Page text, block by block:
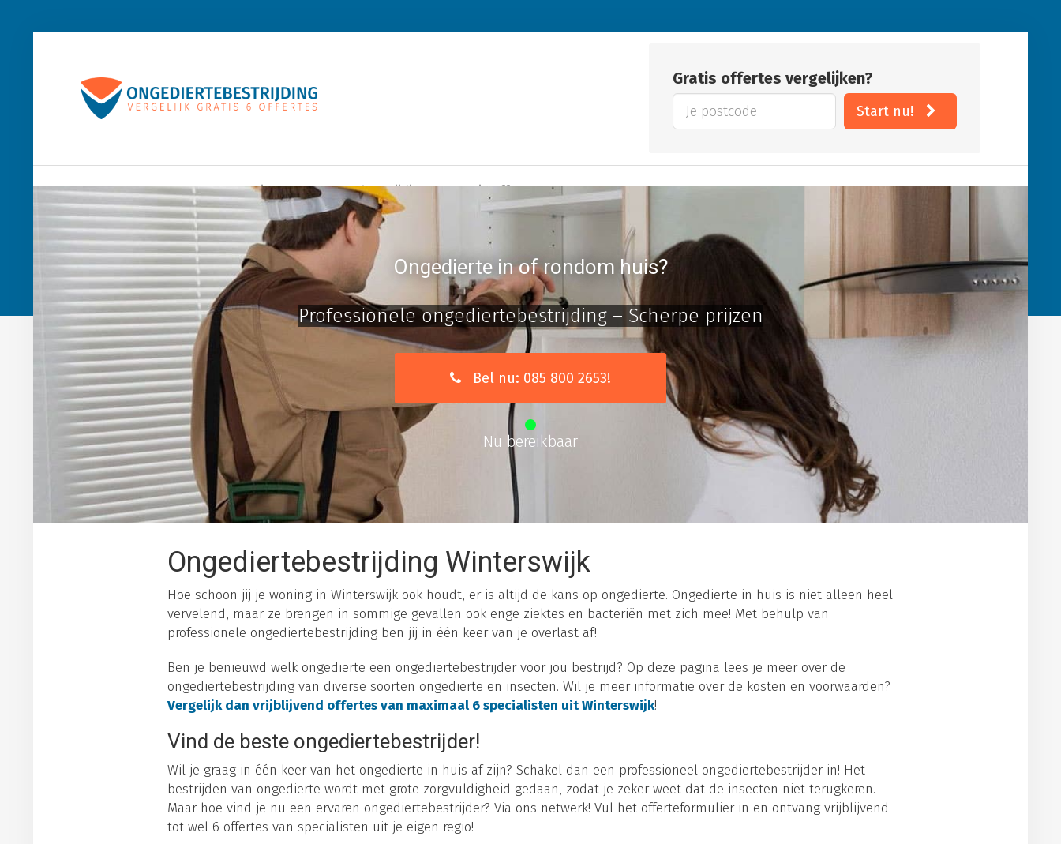
Gratis offertes vergelijken?
Start nu!
Home Houtworm Muizen Wespenbestrijding Gratis offertes
Ongedierte in of rondom huis?
Professionele ongediertebestrijding – Scherpe prijzen
Bel nu: 085 800 2653!
Nu bereikbaar
Ongediertebestrijding Winterswijk
Hoe schoon jij je woning in Winterswijk ook houdt, er is altijd de kans op ongedierte. Ongedierte in huis is niet alleen heel
vervelend, maar ze brengen in sommige gevallen ook enge ziektes en bacteriën met zich mee! Met behulp van
professionele ongediertebestrijding ben jij in één keer van je overlast af!
Ben je benieuwd welk ongedierte een ongediertebestrijder voor jou bestrijd? Op deze pagina lees je meer over de
ongediertebestrijding van diverse soorten ongedierte en insecten. Wil je meer informatie over de kosten en voorwaarden?
Vergelijk dan vrijblijvend offertes van maximaal 6 specialisten uit Winterswijk!
Vind de beste ongediertebestrijder!
Wil je graag in één keer van het ongedierte in huis af zijn? Schakel dan een professioneel ongediertebestrijder in! Het
bestrijden van ongedierte wordt met grote zorgvuldigheid gedaan, zodat je zeker weet dat de insecten niet terugkeren.
Maar hoe vind je nu een ervaren ongediertebestrijder? Via ons netwerk! Vul het offerteformulier in en ontvang vrijblijvend
tot wel 6 offertes van specialisten uit je eigen regio!